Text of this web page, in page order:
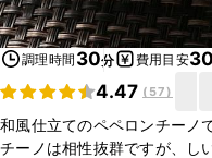
調理時間 30分 費用目安
4.47 ( 57)
和風仕立てのペペロンチーノ
チーノは相性抜群ですが、し